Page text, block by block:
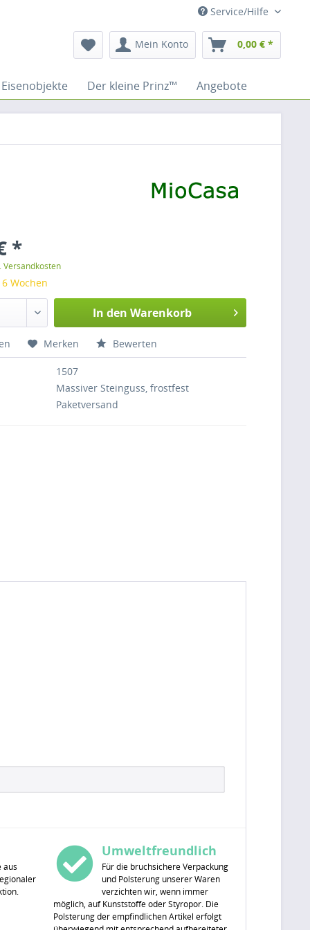
Service/Hilfe
Mein Konto 0,00 € *
Eisenobjekte Der kleine Prinz™ Angebote
*
Versandkosten
Wochen
In den Warenkorb
Merken Bewerten
1507
Massiver Steinguss, frostfest
Paketversand
aus
Umweltfreundlich
Für die bruchsichere Verpackung
und Polsterung unserer Waren
verzichten wir, wenn immer
möglich, auf Kunststoffe oder Styropor. Die
Polsterung der empfindlichen Artikel erfolgt